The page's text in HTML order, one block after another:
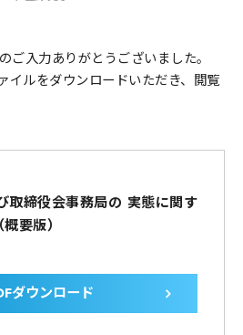
ご入力ありがとうございました。
イルをダウンロードいただき、閲覧
取締役会事務局の 実態に関す
要版）
ダウンロード